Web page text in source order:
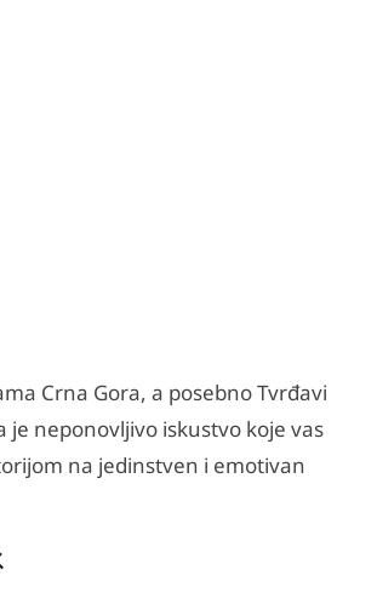
Crna Gora, a posebno Tvrđavi
je neponovljivo iskustvo koje vas
na jedinstven i emotivan